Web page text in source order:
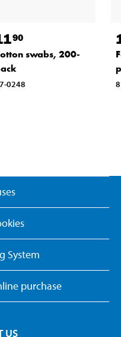
90
swabs, 200-
0248
System
purchase
US